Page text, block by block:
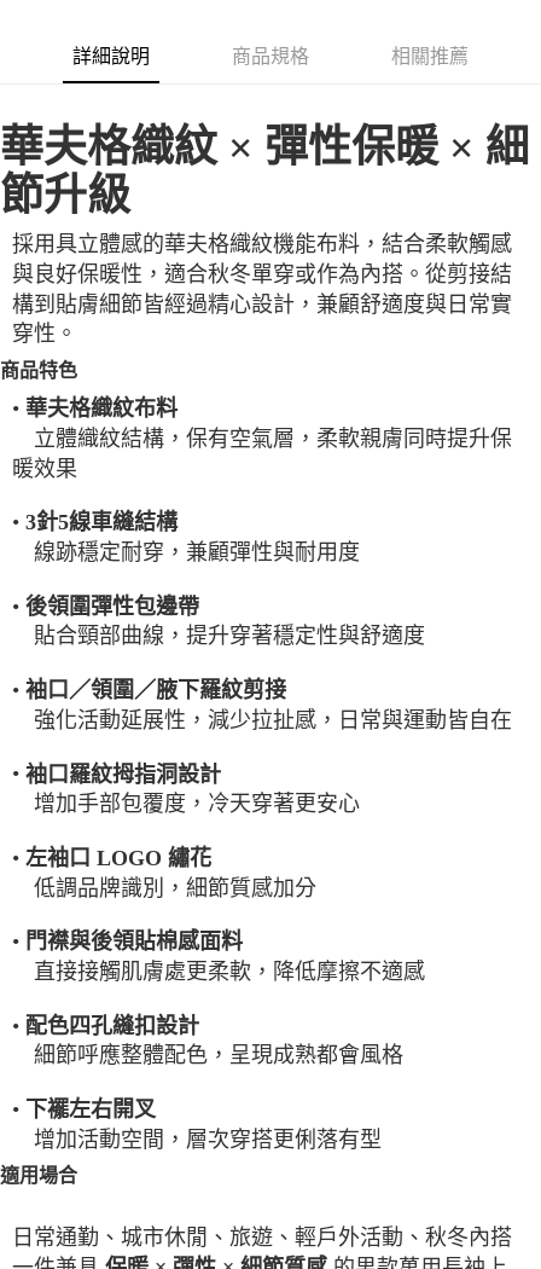
一般7-11取貨
7-11超取(2000以上免運)
每筆NT$100，滿NT$2,000(含以上)免運費
一般宅配
每筆NT$100
宅配出貨(2000以上免運)
每筆NT$100，滿NT$2,000(含以上)免運費
詳細說明 商品規格 相關推薦
華夫格織紋 × 彈性保暖 × 細
節升級
採用具立體感的華夫格織紋機能布料，結合柔軟觸感
與良好保暖性，適合秋冬單穿或作為內搭。從剪接結
構到貼膚細節皆經過精心設計，兼顧舒適度與日常實
穿性。
商品特色
• 華夫格織紋布料
立體織紋結構，保有空氣層，柔軟親膚同時提升保
暖效果
• 3針5線車縫結構
線跡穩定耐穿，兼顧彈性與耐用度
• 後領圍彈性包邊帶
貼合頸部曲線，提升穿著穩定性與舒適度
• 袖口／領圍／腋下羅紋剪接
強化活動延展性，減少拉扯感，日常與運動皆自在
• 袖口羅紋拇指洞設計
增加手部包覆度，冷天穿著更安心
• 左袖口 LOGO 繡花
低調品牌識別，細節質感加分
• 門襟與後領貼棉感面料
直接接觸肌膚處更柔軟，降低摩擦不適感
• 配色四孔縫扣設計
細節呼應整體配色，呈現成熟都會風格
• 下襬左右開叉
增加活動空間，層次穿搭更俐落有型
適用場合
日常通勤、城市休閒、旅遊、輕戶外活動、秋冬內搭